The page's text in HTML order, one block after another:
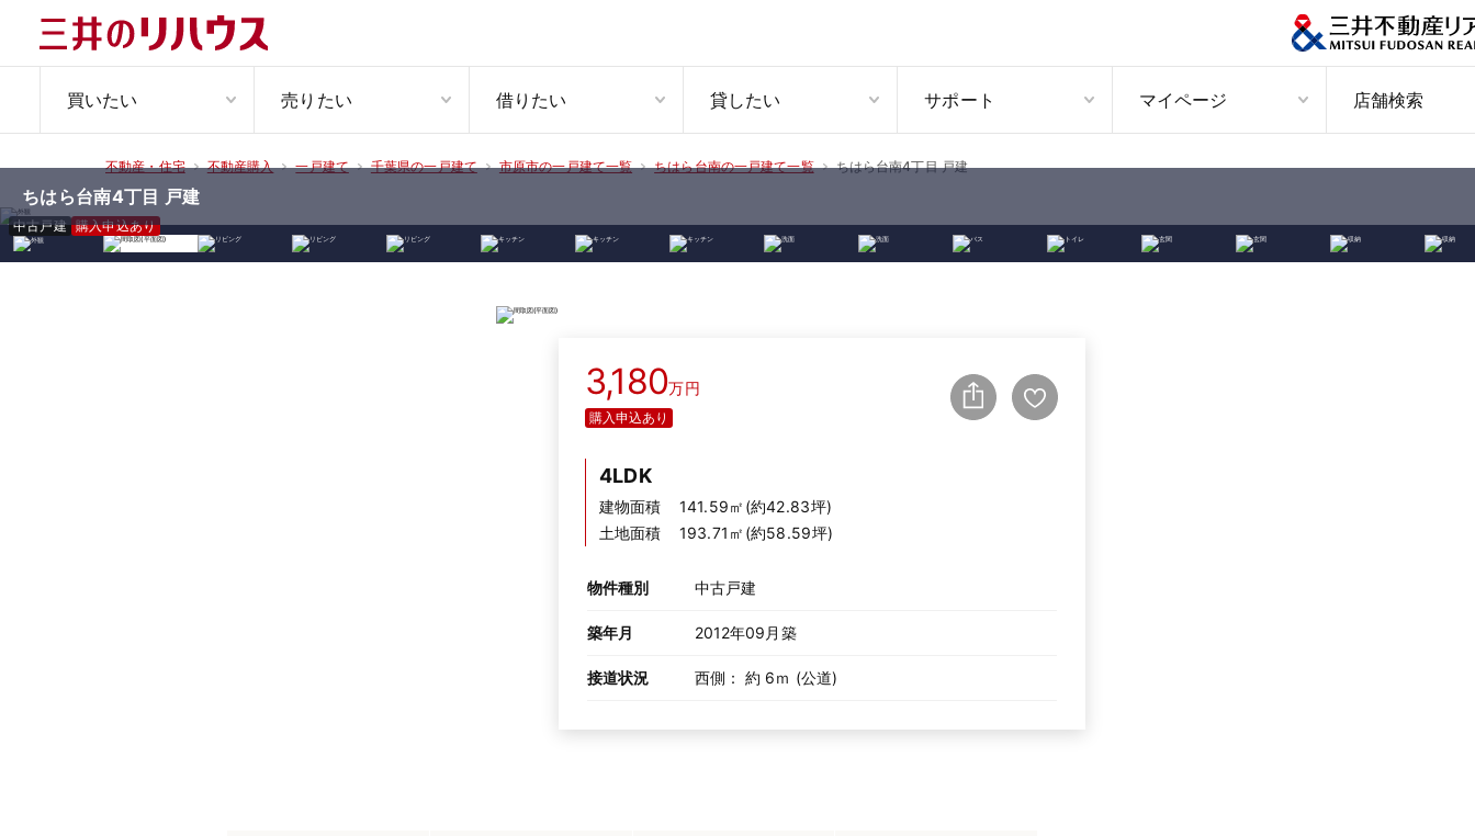
買いたい 売りたい 借りたい 貸したい サポート マイページ 店舗検索
不動産・住宅 不動産購入 一戸建て 千葉県の一戸建て 市原市の一戸建て一覧 ちはら台南の一戸建て一覧 ちはら台南4丁目 戸建
中古戸建 購入申込あり
ちはら台南4丁目 戸建
3,180万円
購入申込あり
4LDK
建物面積
141.59㎡(約42.83坪)
土地面積
193.71㎡(約58.59坪)
物件種別 中古戸建
築年月 2012年09月築
接道状況 西側： 約 6ｍ (公道)